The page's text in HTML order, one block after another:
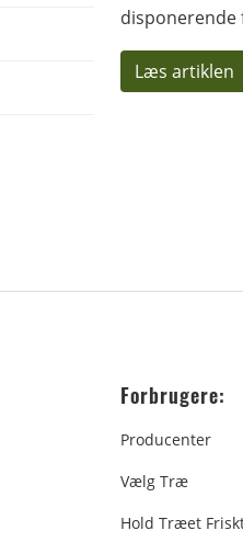
disponerende
Læs artiklen
Forbrugere:
Producenter
Vælg Træ
Hold Træet